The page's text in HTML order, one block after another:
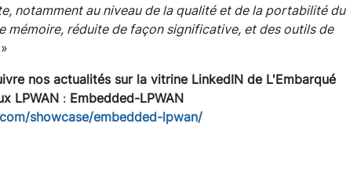
notamment au niveau de la qualité et de la portabilité du
mémoire, réduite de façon significative, et des outils de
nos actualités sur la vitrine LinkedIN de L'Embarqué
LPWAN : Embedded-LPWAN
showcase/embedded-lpwan/